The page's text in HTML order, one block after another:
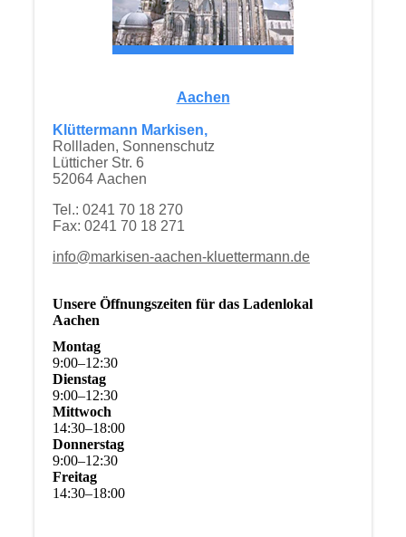
Aachen
Klüttermann Markisen,
Rollladen, Sonnenschutz
Lütticher Str. 6
52064 Aachen
Tel.: 0241 70 18 270
Fax: 0241 70 18 271
info@markisen-aachen-kluettermann.de
Unsere Öffnungszeiten für das Ladenlokal
Aachen
Montag
9:00–12:30
Dienstag
9:00–12:30
Mittwoch
14:30–18:00
Donnerstag
9:00–12:30
Freitag
14:30–18:00